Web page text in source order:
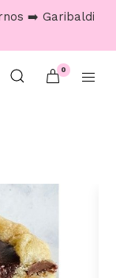
➡️ Garibaldi
0